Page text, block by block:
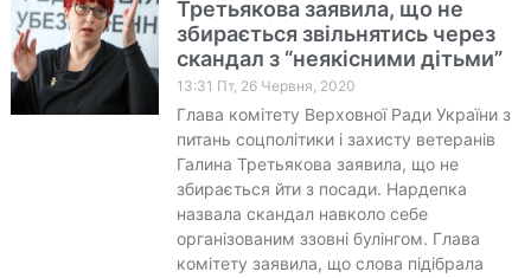
Третьякова заявила, що не
збирається звільнятись через
скандал з “неякісними дітьми”
13:31 Пт, 26 Червня, 2020
Глава комітету Верховної Ради України з
питань соцполітики і захисту ветеранів
Галина Третьякова заявила, що не
збирається йти з посади. Нардепка
назвала скандал навколо себе
організованим ззовні булінгом. Глава
комітету заявила, що слова підібрала